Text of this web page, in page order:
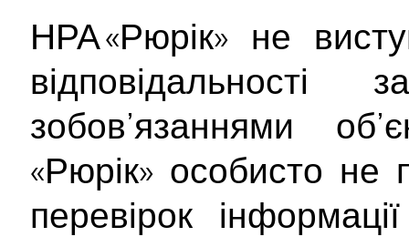
НРА «Рюрік» не
зобов’язаннями
«Рюрік» особисто не
перевірок